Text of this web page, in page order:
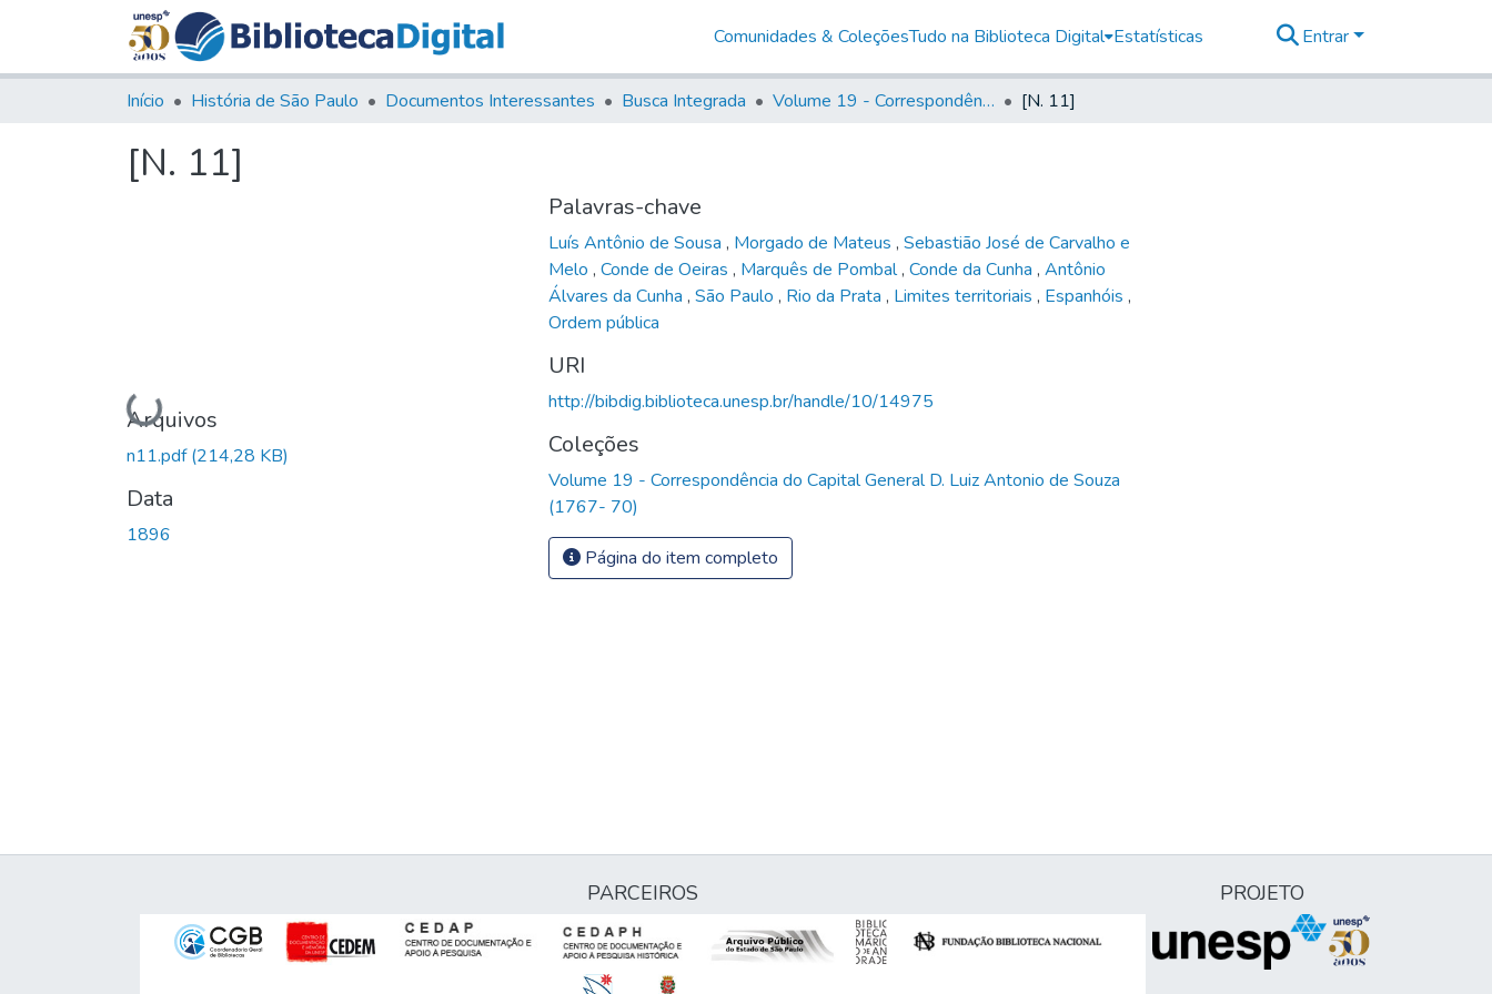
Comunidades & ColeçõesTudo na Biblioteca Digital Estatísticas Entrar
Início História de São Paulo Documentos Interessantes Busca Integrada Volume 19 - Correspondência do Capital General D. Luiz Antonio de Souza (1767- 70) [N. 11]
[N. 11]
Carregando...
Arquivos
n11.pdf(214,28 KB)
Data
1896
Palavras-chave
Luís Antônio de Sousa , Morgado de Mateus , Sebastião José de Carvalho e
Melo , Conde de Oeiras , Marquês de Pombal, Conde da Cunha , Antônio
Álvares da Cunha , São Paulo , Rio da Prata , Limites territoriais , Espanhóis ,
Ordem pública
URI
http://bibdig.biblioteca.unesp.br/handle/10/14975
Coleções
Volume 19 - Correspondência do Capital General D. Luiz Antonio de Souza
(1767- 70)
Página do item completo
PARCEIROS PROJETO